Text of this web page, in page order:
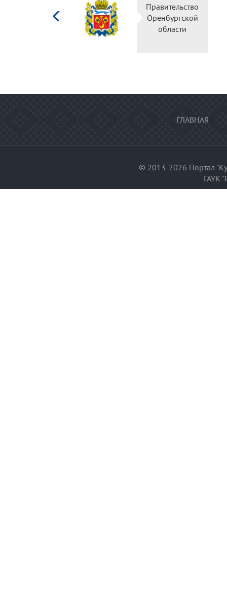
культуры
Российской
Правительство
Оренбургской
области
ГЛАВНАЯ
© 2013-2026 Портал
ГАУК